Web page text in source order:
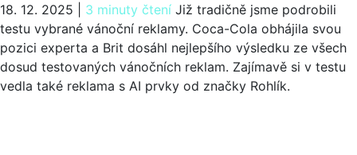
18. 12. 2025 3 minuty čtení Již tradičně jsme podrobili
testu vybrané vánoční reklamy. Coca-Cola obhájila svou
pozici experta a Brit dosáhl nejlepšího výsledku ze všech
dosud testovaných vánočních reklam. Zajímavě si v testu
vedla také reklama s AI prvky od značky Rohlík.